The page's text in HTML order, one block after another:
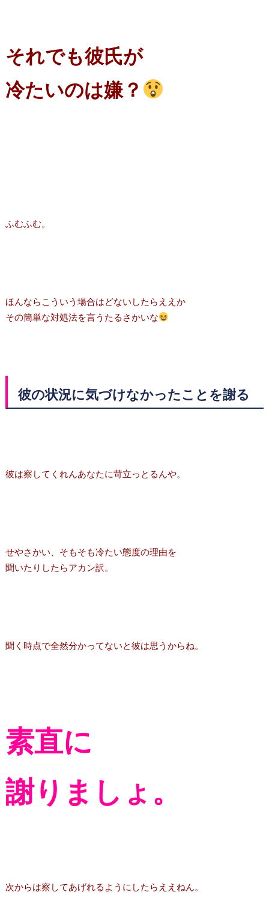
それでも彼氏が
冷たいのは嫌？
ふむふむ。
ほんならこういう場合はどないしたらええか
その簡単な対処法を言うたるさかいな
彼の状況に気づけなかったことを謝る
彼は察してくれんあなたに苛立っとるんや。
せやさかい、そもそも冷たい態度の理由を
聞いたりしたらアカン訳。
聞く時点で全然分かってないと彼は思うからね。
素直に
謝りましょ。
次からは察してあげれるようにしたらええねん。